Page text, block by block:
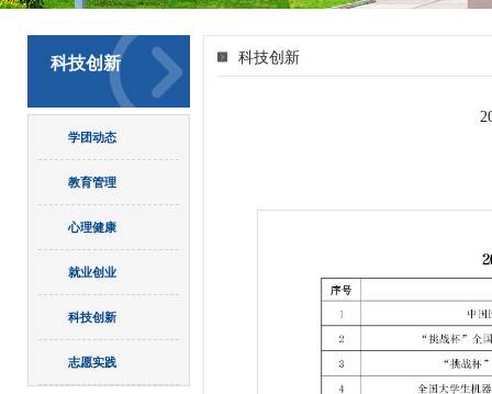
科技创新
学团动态
教育管理
心理健康
就业创业
科技创新
志愿实践
科技创新